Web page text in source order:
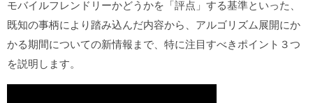
モバイルフレンドリーかどうかを「評点」する基準といった、
既知の事柄により踏み込んだ内容から、アルゴリズム展開にか
かる期間についての新情報まで、特に注目すべきポイント３つ
を説明します。